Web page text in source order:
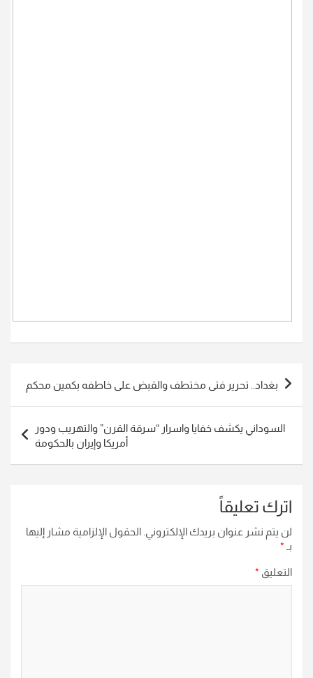
تصفّح
المقالات
بغداد.. تحرير فتى مختطف والقبض على خاطفه بكمين محكم
السوداني يكشف خفايا واسرار “سرقة القرن” والتهريب ودور
أمريكا وإيران بالحكومة
اترك تعليقاً
لن يتم نشر عنوان بريدك الإلكتروني. الحقول الإلزامية مشار إليها
بـ *
التعليق *